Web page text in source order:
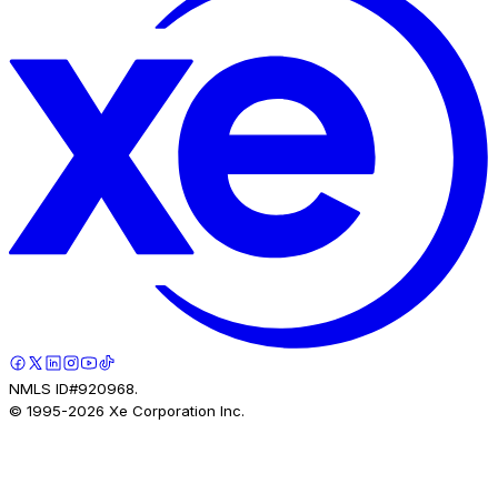
NMLS ID#920968.
© 1995-2026 Xe Corporation Inc.